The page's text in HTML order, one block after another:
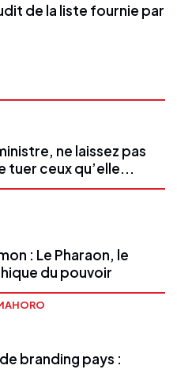
de la liste fournie par
ne laissez pas
ceux qu’elle...
: Le Pharaon, le
du pouvoir
branding pays :